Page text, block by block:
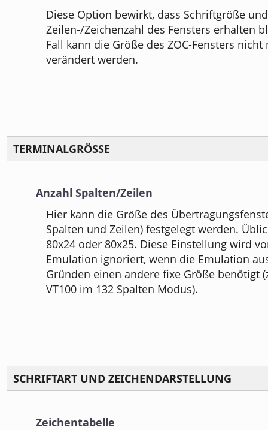
Diese Option bewirkt, dass Schriftgröße und
Zeilen-/Zeichenzahl des Fensters erhalten
Fall kann die Größe des ZOC-Fensters
verändert werden.
TERMINALGRÖSSE
Anzahl Spalten/Zeilen
Hier kann die Größe des
Spalten und Zeilen) festgelegt werden.
80x24 oder 80x25. Diese Einstellung wird
Emulation ignoriert, wenn die Emulation
Gründen einen andere fixe Größe benötigt
VT100 im 132 Spalten Modus).
SCHRIFTART UND ZEICHENDARSTELLUNG
Zeichentabelle